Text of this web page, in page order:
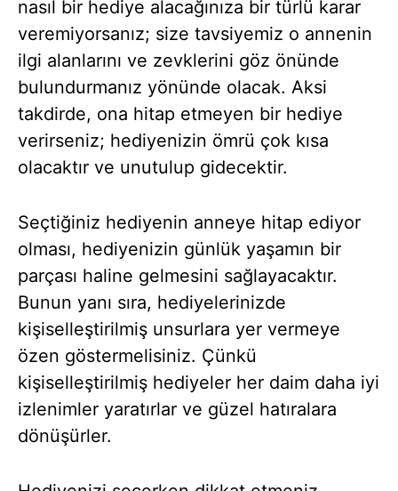
nasıl bir hediye alacağınıza bir türlü karar
veremiyorsanız; size tavsiyemiz o annenin
ilgi alanlarını ve zevklerini göz önünde
bulundurmanız yönünde olacak. Aksi
takdirde, ona hitap etmeyen bir hediye
verirseniz; hediyenizin ömrü çok kısa
olacaktır ve unutulup gidecektir.
Seçtiğiniz hediyenin anneye hitap ediyor
olması, hediyenizin günlük yaşamın bir
parçası haline gelmesini sağlayacaktır.
Bunun yanı sıra, hediyelerinizde
kişiselleştirilmiş unsurlara yer vermeye
özen göstermelisiniz. Çünkü
kişiselleştirilmiş hediyeler her daim daha iyi
izlenimler yaratırlar ve güzel hatıralara
dönüşürler.